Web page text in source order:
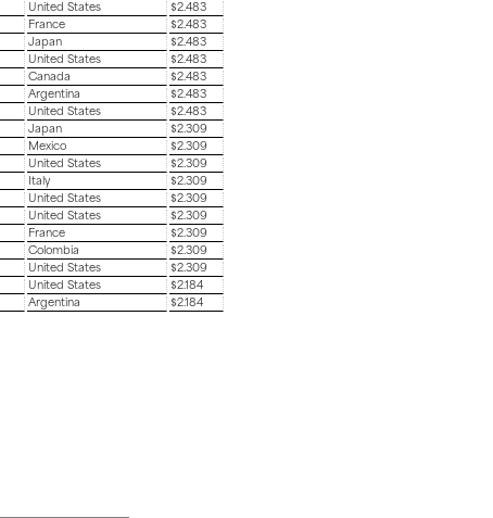
United States
$2.483
France
$2.483
Japan
$2.483
United States
$2.483
Canada
$2.483
Argentina
$2.483
United States
$2.483
Japan
$2.309
Mexico
$2.309
United States
$2.309
Italy
$2.309
United States
$2.309
United States
$2.309
France
$2.309
Colombia
$2.309
United States
$2.309
United States
$2.184
Argentina $2.184